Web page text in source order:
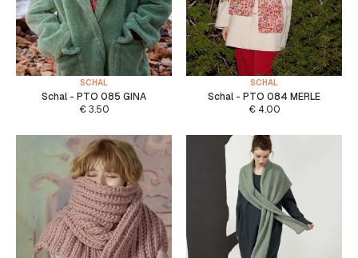
SCHAL
Schal - PTO 085 GINA
€3.50
SCHAL
Schal - PTO 084 MERLE
€4.00